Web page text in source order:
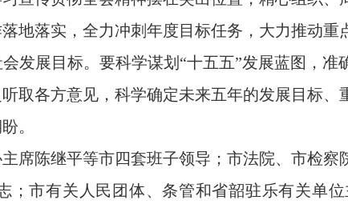
地落实，全力冲刺年度目标任务，大力推动
发展目标。要科学谋划“十五五”发展蓝图，
取各方意见，科学确定未来五年的发展目标
。
陈继平等市四套班子领导；市法院、市检察
；市有关人民团体、条管和省韶驻乐有关单